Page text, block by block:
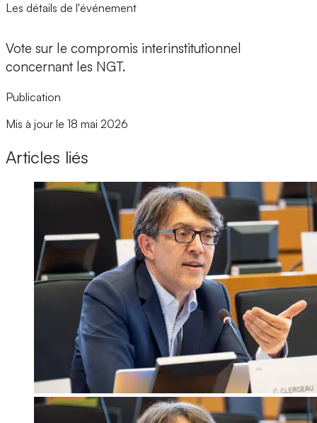
Les détails de l'événement
Vote sur le compromis interinstitutionnel
concernant les NGT.
Publication
Mis à jour le 18 mai 2026
Articles liés